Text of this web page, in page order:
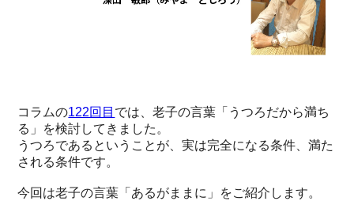
コラムの122回目 では、老子の言葉「うつろだから満ち
る」を検討してきました。
うつろであるということが、実は完全になる条件、満た
される条件です。
今回は老子の言葉「あるがままに」をご紹介します。